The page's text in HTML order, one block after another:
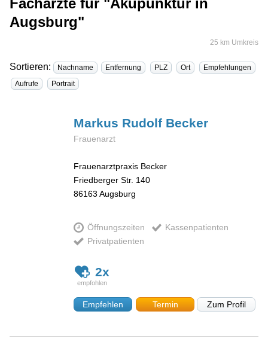
Fachärzte für "Akupunktur in
Augsburg"
25 km Umkreis
Sortieren: Nachname Entfernung PLZ Ort
Empfehlungen
Aufrufe
Portrait
Markus Rudolf Becker
Frauenarzt
Frauenarztpraxis Becker
Friedberger Str. 140
86163 Augsburg
Öffnungszeiten
Kassenpatienten
Privatpatienten
2x
Empfehlen Termin Zum Profil